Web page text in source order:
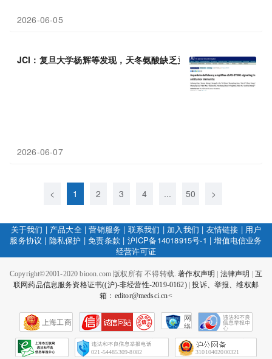
2026-06-05
JCI：复旦大学杨辉等发现，天冬氨酸缺乏竟能“点燃”cGAS-
2026-06-07
< 1 2 3 4 ... 50 >
关于我们 | 产品大全|营销服务 | 联系我们 | 加入我们 | 友情链接 | 用户
服务协议 | 隐私保护 |免责条款 | 沪ICP备14018915号-1 |增值电信业务
经营许可证
Copyright©2001-2020 bioon.com 版权所有 不得转载.著作权声明 法律声明
互
联网药品信息服务资格证书((沪)-非经营性-2019-0162)|投诉、举报、维权邮
箱：editor@medsci.cn<
上海工商
网
络
会
征
021-54485309-8082 31010402000321